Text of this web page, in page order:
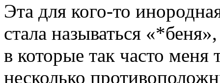
Эта для кого-то
стала называться
в которые так часто меня
несколько